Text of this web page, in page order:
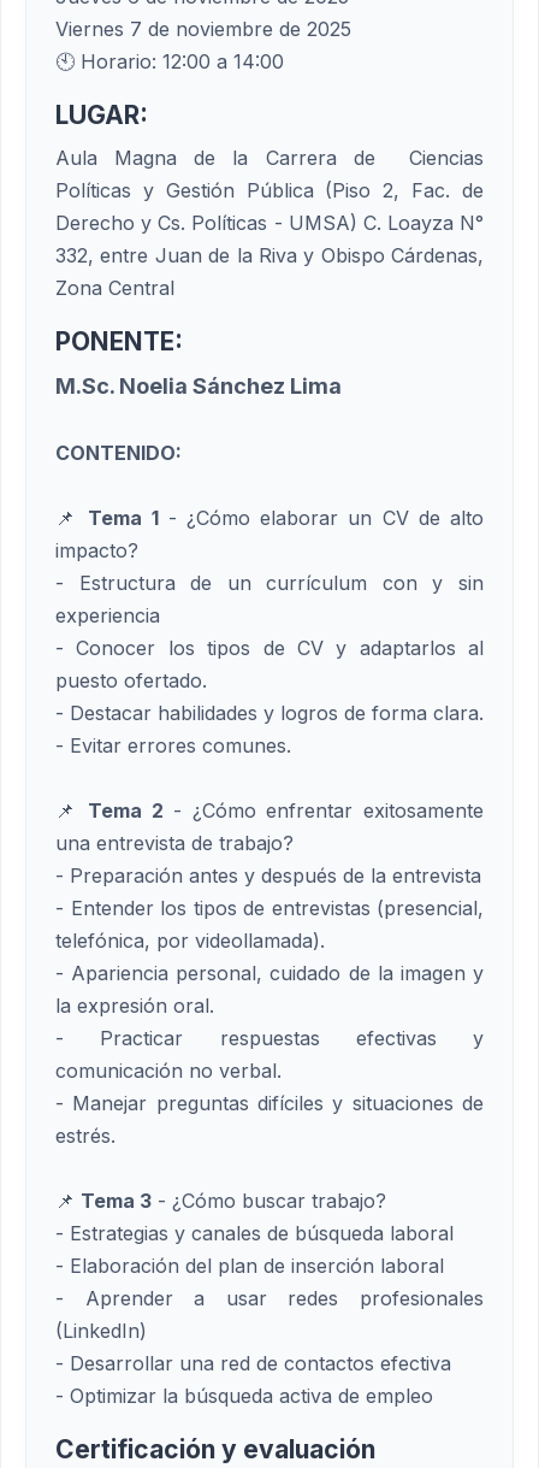
Viernes 7 de noviembre de 2025
🕙 Horario: 12:00 a 14:00
LUGAR:
Aula Magna de la Carrera de Ciencias
Políticas y Gestión Pública (Piso 2, Fac. de
Derecho y Cs. Políticas - UMSA) C. Loayza N°
332, entre Juan de la Riva y Obispo Cárdenas,
Zona Central
PONENTE:
M.Sc. Noelia Sánchez Lima
CONTENIDO:
📌 Tema 1- ¿Cómo elaborar un CV de alto
impacto?
- Estructura de un currículum con y sin
experiencia
- Conocer los tipos de CV y adaptarlos al
puesto ofertado.
- Destacar habilidades y logros de forma clara.
- Evitar errores comunes.
📌 Tema 2 - ¿Cómo enfrentar exitosamente
una entrevista de trabajo?
- Preparación antes y después de la entrevista
- Entender los tipos de entrevistas (presencial,
telefónica, por videollamada).
- Apariencia personal, cuidado de la imagen y
la expresión oral.
- Practicar respuestas efectivas y
comunicación no verbal.
- Manejar preguntas difíciles y situaciones de
estrés.
📌 Tema 3 - ¿Cómo buscar trabajo?
- Estrategias y canales de búsqueda laboral
- Elaboración del plan de inserción laboral
- Aprender a usar redes profesionales
(LinkedIn)
- Desarrollar una red de contactos efectiva
- Optimizar la búsqueda activa de empleo
Certificación y evaluación